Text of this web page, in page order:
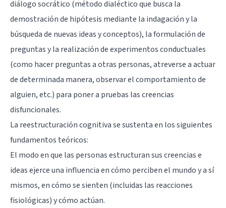
diálogo socrático (método dialéctico que busca la
demostración de hipótesis mediante la indagación y la
búsqueda de nuevas ideas y conceptos), la formulación de
preguntas y la realización de experimentos conductuales
(como hacer preguntas a otras personas, atreverse a actuar
de determinada manera, observar el comportamiento de
alguien, etc.) para poner a pruebas las creencias
disfuncionales.
La reestructuración cognitiva se sustenta en los siguientes
fundamentos teóricos:
El modo en que las personas estructuran sus creencias e
ideas ejerce una influencia en cómo perciben el mundo y a sí
mismos, en cómo se sienten (incluidas las reacciones
fisiológicas) y cómo actúan.